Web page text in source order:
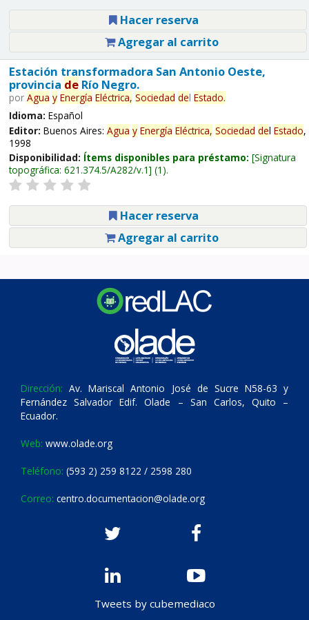
Hacer reserva
Agregar al carrito
Estación transformadora San Antonio Oeste,
provincia deRío Negro.
por Agua y Energía Eléctrica, Sociedad del Estado.
Idioma: Español
Editor: Buenos Aires: Agua y Energía Eléctrica, Sociedad del Estado,
1998
Disponibilidad: Ítems disponibles para préstamo: Signatura
topográfica: 621.374.5/A282/v.1 (1).
Hacer reserva
Agregar al carrito
Dirección: Av. Mariscal Antonio José de Sucre N58-63 y
Fernández Salvador Edif. Olade – San Carlos, Quito –
Ecuador.
Web: www.olade.org
Teléfono: (593 2) 259 8122 / 2598 280
Correo: centro.documentacion@olade.org
Tweets by cubemediaco